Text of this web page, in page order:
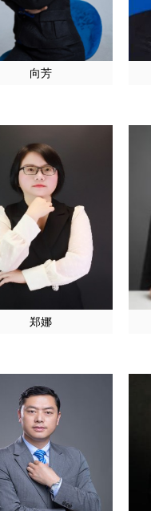
向芳
郑娜